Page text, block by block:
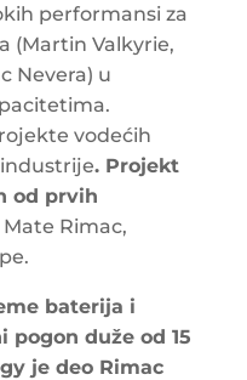
performansi za
(Martin Valkyrie,
Nevera) u
vodećih
. Projekt
od prvih
Rimac,
baterija i
duže od 15
je deo Rimac